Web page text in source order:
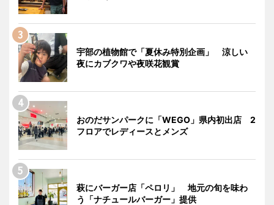
宇部の植物館で「夏休み特別企画」 涼しい
夜にカブクワや夜咲花観賞
おのだサンパークに「WEGO」県内初出店 2
フロアでレディースとメンズ
萩にバーガー店「ペロリ」 地元の旬を味わ
う「ナチュールバーガー」提供